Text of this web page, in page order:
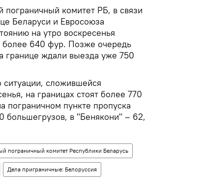
пограничный комитет РБ, в связи
Беларуси и Евросоюза
на утро воскресенья
более 640 фур. Позже очередь
границе ждали выезда уже 750
сложившейся
на границах стоят более 770
пункте пропуска
большегрузов, в "Бенякони" – 62,
пограничный комитет Республики Беларусь
Дела приграничные: Белоруссия